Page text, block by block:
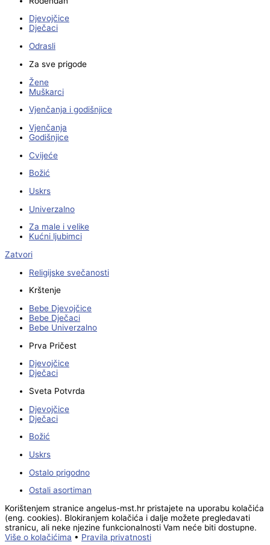
Djevojčice
Dječaci
Odrasli
Za sve prigode
Žene
Muškarci
Vjenčanja i godišnjice
Vjenčanja
Godišnjice
Cvijeće
Božić
Uskrs
Univerzalno
Za male i velike
Kućni ljubimci
Zatvori
Religijske svečanosti
Krštenje
Bebe Djevojčice
Bebe Dječaci
Bebe Univerzalno
Prva Pričest
Djevojčice
Dječaci
Sveta Potvrda
Djevojčice
Dječaci
Božić
Uskrs
Ostalo prigodno
Ostali asortiman
Korištenjem stranice angelus-mst.hr pristajete na uporabu kolačića
(eng. cookies). Blokiranjem kolačića i dalje možete pregledavati
stranicu, ali neke njezine funkcionalnosti Vam neće biti dostupne.
Više o kolačićima • Pravila privatnosti